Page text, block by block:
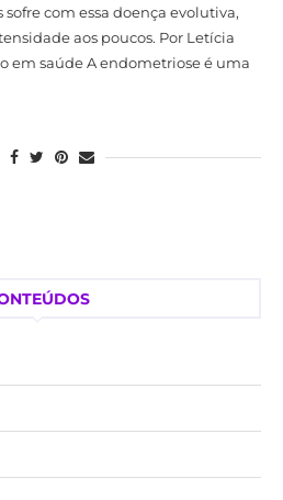
sofre com essa doença evolutiva,
aos poucos. Por Letícia
em saúde A endometriose é uma